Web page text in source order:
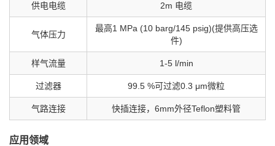
供电电缆 2m 电缆
气体压力
最高1 MPa (10 barg/145 psig)(提供高压选
件)
样气流量 1-5 l/min
过滤器 99.5 %可过滤0.3 μm微粒
气路连接 快插连接，6mm外径Teflon塑料管
应用领域